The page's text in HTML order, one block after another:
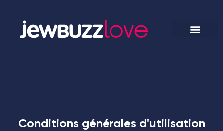
Conditions générales d'utilisation